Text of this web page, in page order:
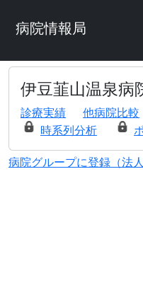
病院情報局
伊豆韮山温泉病
診療実績 他病院比較
時系列分析
病院グループに登録（法